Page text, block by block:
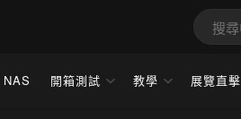
NAS 開箱測試 教學 展覽直擊